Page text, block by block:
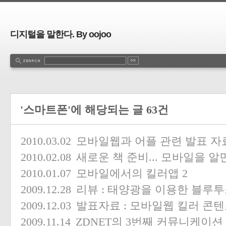
디지털을 말한다. By oojoo
'스마트폰'에 해당되는 글 63건
2010.03.02 모바일웹과 어플 관련 발표 자
2010.02.08 새로운 책 준비... 모바일을 알
2010.01.07 모바일에서의 킬러앱 2
2009.12.28 리뷰 : 태양광을 이용한 블루
2009.12.03 발표자료 : 모바일웹 킬러 콘
2009.11.14 ZDNET의 3번째 커뮤니케이